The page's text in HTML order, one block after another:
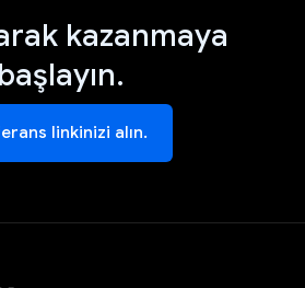
kazanmaya
başlayın.
linkinizi alın.